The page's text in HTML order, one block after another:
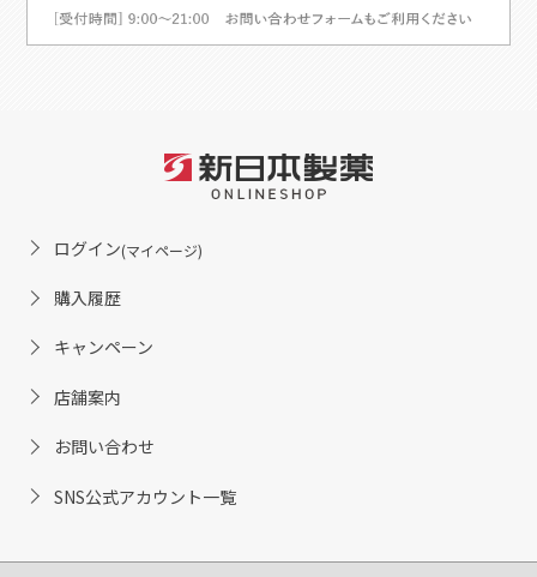
ログイン(マイページ)
購入履歴
キャンペーン
店舗案内
お問い合わせ
SNS公式アカウント一覧